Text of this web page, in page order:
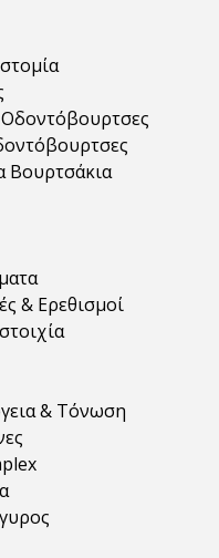
Οδοντόβουρτσες
Βουρτσάκια
& Ερεθισμοί
& Τόνωση